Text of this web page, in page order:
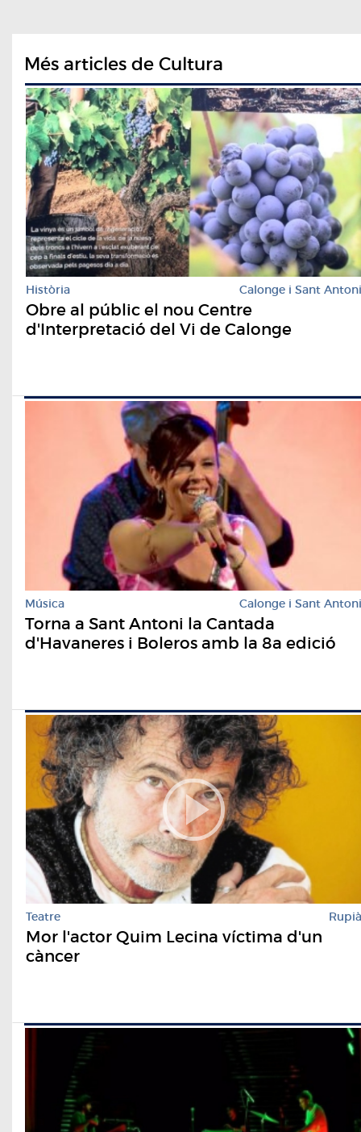
Més articles de Cultura
Història Calonge i Sant Antoni
Obre al públic el nou Centre
d'Interpretació del Vi de Calonge
Música Calonge i Sant Antoni
Torna a Sant Antoni la Cantada
d'Havaneres i Boleros amb la 8a edició
Teatre Rupià
Mor l'actor Quim Lecina víctima d'un
càncer